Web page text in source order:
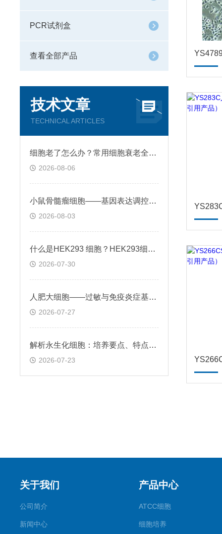
PCR试剂盒
查看全部产品
技术文章
TECHNICAL ARTICLES
细胞老了怎么办？常用细胞衰老全解析
2026-08-06
小鼠骨髓瘤细胞——基因表达调控与个性化治疗探索
2026-08-03
什么是HEK293 细胞？HEK293细胞在基因治疗领域的应用前景
2026-07-30
人肥大细胞——过敏与免疫炎症基础机制应用
2026-07-27
解析永生化细胞：培养要点、特点及科研应用场景
2026-07-23
关于我们
公司简介
新闻中心
产品中心
ATCC细胞
细胞培养